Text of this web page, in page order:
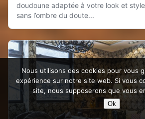
doudoune adaptée à votre look et
sans l’ombre du doute...
Nous utilisons des cookies pour vous
expérience sur notre site web. Si vous
site, nous supposerons que vous
Ok